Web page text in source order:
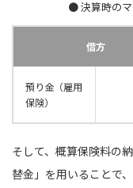
● 決算時の
借方
預り金（雇用
保険）
そして、概算保険料の
替金」を用いることで